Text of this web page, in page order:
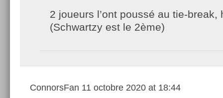
2 joueurs l’ont poussé au tie-break,
(Schwartzy est le 2ème)
ConnorsFan 11 octobre 2020 at 18:44